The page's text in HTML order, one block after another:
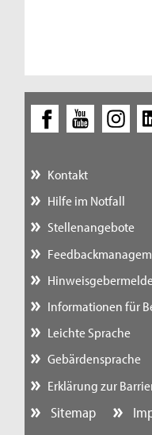
Kontakt
Hilfe im Notfall
Stellenangebote
Informationen für
Leichte Sprache
Gebärdensprache
Erklärung zur
Sitemap